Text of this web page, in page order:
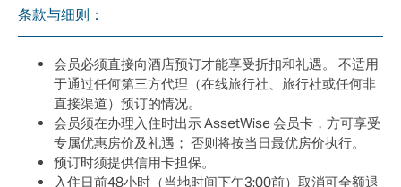
条款与细则：
会员必须直接向酒店预订才能享受折扣和礼遇。 不适用
于通过任何第三方代理（在线旅行社、旅行社或任何非
直接渠道）预订的情况。
会员须在办理入住时出示 AssetWise 会员卡，方可享受
专属优惠房价及礼遇； 否则将按当日最优房价执行。
预订时须提供信用卡担保。
入住日前48小时（当地时间下午3:00前）取消可全额退